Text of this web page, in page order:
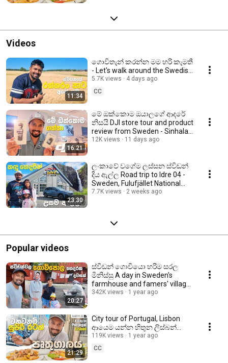
Videos
11:34
ගොවිතැන් කරන්න මම හරි කැමතී
- Let's walk around the Swedish
cultivation fields - Sinhala vlog
5.7K views
4 days ago
CC
16:21
මේ ඔක්කොම ඔයාලගේ ආදරේ
නිසයි DJI store tour and product
review from Sweden - Sinhala
vlog
12K views 11 days ago
23:30
ලංකාවේ වගේම ලස්සන ස්විඩන්
දිය ඇල්ල Road trip to Idre 04 -
Sweden, Fulufjället National
Park Sinhala
7.7K views 2 weeks ago
Popular videos
20:27
ස්විඩන් ගොවියො හරිම සරල
මිනිස්සු A day in Sweden's
farmhouse and famers' village
අපේ ගම Sinhala vlog
342K views 1 year ago
21:29
City tour of Portugal, Lisbon
ආයෙම යන්න හිතුන ලිස්බන්
නුවර Sinhala video - Sweden to
Portugal
119K views
1 year ago
CC